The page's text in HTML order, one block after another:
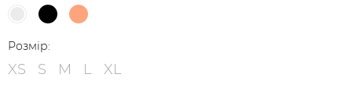
Розмір:
XS S M L XL